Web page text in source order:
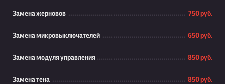
Замена жерновов 750 руб.
Замена микровыключателей 650 руб.
Замена модуля управления 850 руб.
Замена тена 850 руб.